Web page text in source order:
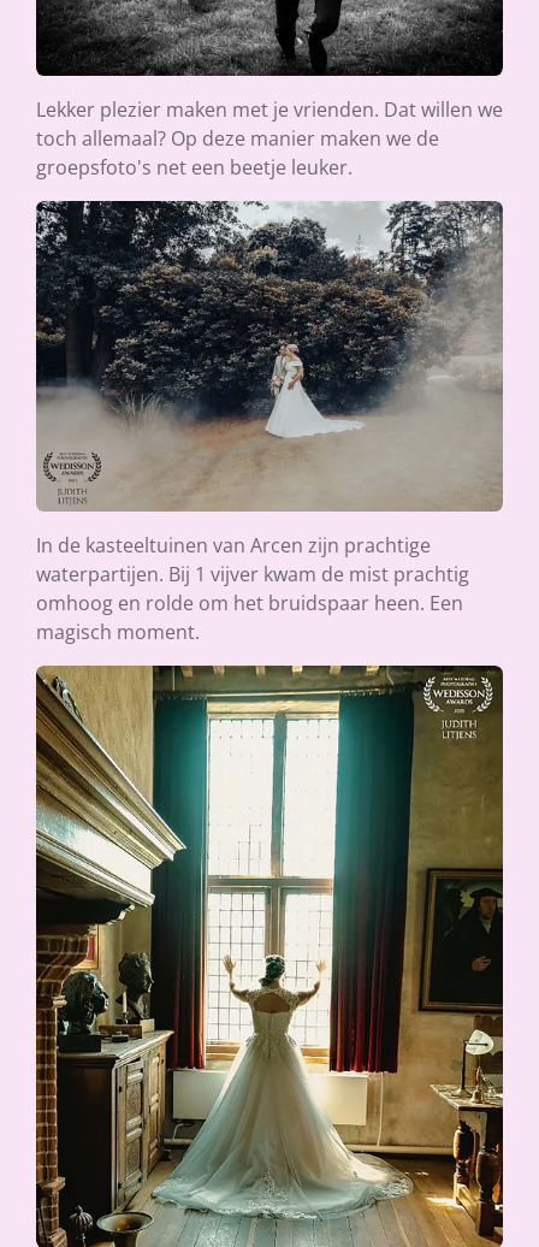
Lekker plezier maken met je vrienden. Dat willen we
toch allemaal? Op deze manier maken we de
groepsfoto's net een beetje leuker.
In de kasteeltuinen van Arcen zijn prachtige
waterpartijen. Bij 1 vijver kwam de mist prachtig
omhoog en rolde om het bruidspaar heen. Een
magisch moment.